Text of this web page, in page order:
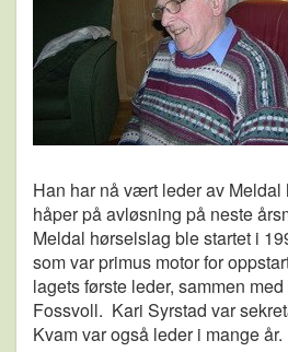
Han har nå vært leder av Meldal
håper på avløsning på neste
Meldal hørselslag ble startet i
som var primus motor for
lagets første leder, sammen
Fossvoll. Kari Syrstad var
Kvam var også leder i mange år.